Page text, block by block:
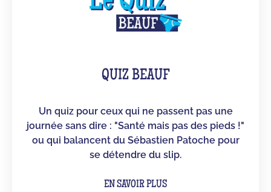
QUIZ BEAUF
Un quiz pour ceux qui ne passent pas une
journée sans dire : "Santé mais pas des pieds !"
ou qui balancent du Sébastien Patoche pour
se détendre du slip.
EN SAVOIR PLUS